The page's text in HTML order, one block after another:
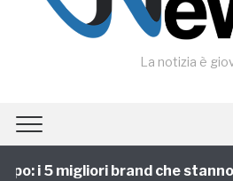
La notizia è
i 5 migliori brand che stanno